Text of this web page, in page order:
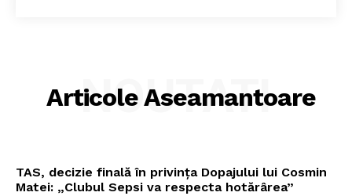
Articole Aseamantoare
NOUTATI
TAS, decizie finală în privința Dopajului lui Cosmin
Matei: „Clubul Sepsi va respecta hotărârea”